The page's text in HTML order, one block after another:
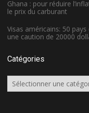
Ghana : pour réduire
le prix du carburant
Visas américains: 50
une caution de 20000
Catégories
Catégories